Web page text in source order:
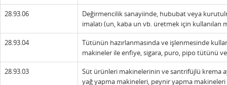
28.93.06
Değirmencilik sanayiinde, hububat veya
imalatı (un, kaba un vb. üretmek için
28.93.04
Tütünün hazırlanmasında ve işlenmesinde
makineler ile enfiye, sigara, puro, pipo tütünü
28.93.03
Süt ürünleri makinelerinin ve santrifüjlü krema
yağ yapma makineleri, peynir yapma makineleri